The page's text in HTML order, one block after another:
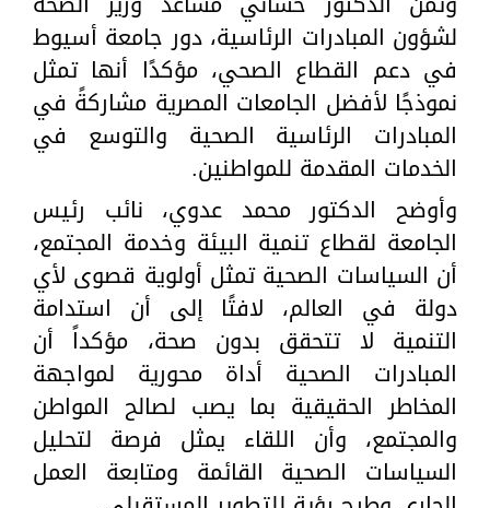
لشؤون المبادرات الرئاسية، دور جامعة أسيوط
في دعم القطاع الصحي، مؤكدًا أنها تمثل
نموذجًا لأفضل الجامعات المصرية مشاركةً في
المبادرات الرئاسية الصحية والتوسع في
الخدمات المقدمة للمواطنين.
وأوضح الدكتور محمد عدوي، نائب رئيس
الجامعة لقطاع تنمية البيئة وخدمة المجتمع،
أن السياسات الصحية تمثل أولوية قصوى لأي
دولة في العالم، لافتًا إلى أن استدامة
التنمية لا تتحقق بدون صحة، مؤكداً أن
المبادرات الصحية أداة محورية لمواجهة
المخاطر الحقيقية بما يصب لصالح المواطن
والمجتمع، وأن اللقاء يمثل فرصة لتحليل
السياسات الصحية القائمة ومتابعة العمل